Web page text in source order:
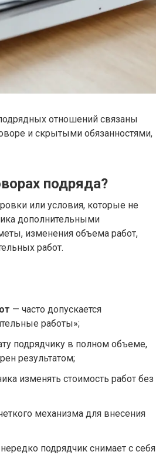
отношений связаны
и скрытыми обязанностями,
подряда?
или условия, которые не
дополнительными
изменения объема работ,
работ.
— часто допускается
работы»;
подрядчику в полном объеме,
результатом;
изменять стоимость работ без
механизма для внесения
подрядчик снимает с себя